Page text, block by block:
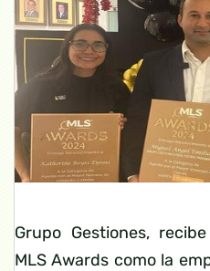
Grupo Gestiones,
MLS Awards como la